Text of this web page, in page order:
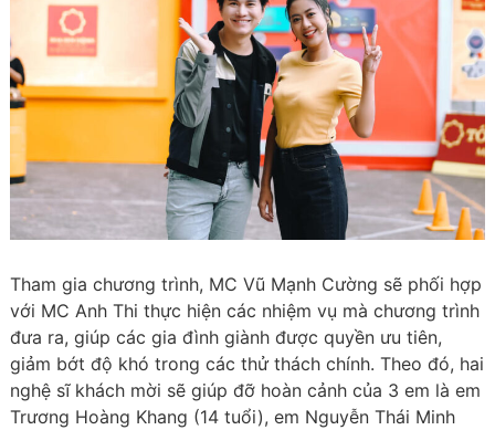
Tham gia chương trình, MC Vũ Mạnh Cường sẽ phối hợp
với MC Anh Thi thực hiện các nhiệm vụ mà chương trình
đưa ra, giúp các gia đình giành được quyền ưu tiên,
giảm bớt độ khó trong các thử thách chính. Theo đó, hai
nghệ sĩ khách mời sẽ giúp đỡ hoàn cảnh của 3 em là em
Trương Hoàng Khang (14 tuổi), em Nguyễn Thái Minh